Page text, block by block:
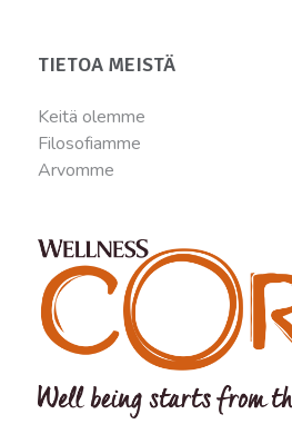
TIETOA MEISTÄ
Keitä olemme
Filosofiamme
Arvomme